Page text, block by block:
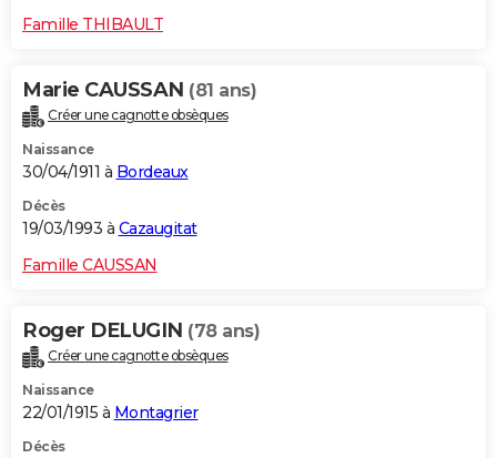
Famille THIBAULT
Marie CAUSSAN (81 ans)
Créer une cagnotte obsèques
Naissance
30/04/1911 à Bordeaux
Décès
19/03/1993 à Cazaugitat
Famille CAUSSAN
Roger DELUGIN (78 ans)
Créer une cagnotte obsèques
Naissance
22/01/1915 à Montagrier
Décès